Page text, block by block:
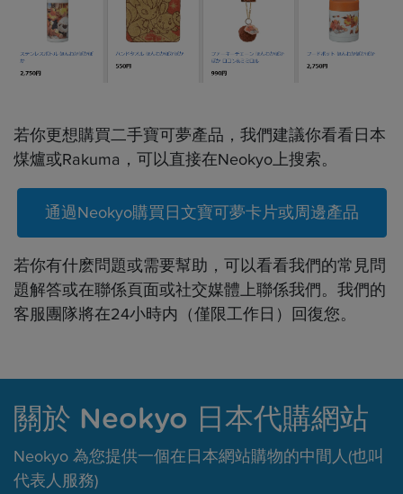
若你更想購買二手寶可夢產品，我們建議你看看日本
煤爐或Rakuma，可以直接在Neokyo上搜索。
通過Neokyo購買日文寶可夢卡片或周邊產品
若你有什麽問題或需要幫助，可以看看我們的常見問
題解答或在聯係頁面或社交媒體上聯係我們。我們的
客服團隊將在24小時内（僅限工作日）回復您。
關於 Neokyo 日本代購網站
Neokyo 為您提供一個在日本網站購物的中間人(也叫
代表人服務)